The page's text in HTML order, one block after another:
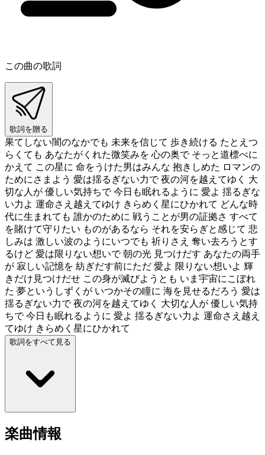
この曲の歌詞
歌詞を贈る
果てしない闇のなかでも 未来を信じて 歩き続ける たとえつ
らくても あなたがくれた微笑みを 心の奥で そっと道標べに
かえて この星に 命をうけた男はみんな 抱きしめた ロマンの
ためにさまよう 愛は揺るぎない力で 夜の河を越えてゆく 大
切な人が 優しい気持ちで 今日も眠れるように 愛よ 揺るぎな
い力よ 運命さえ越えてゆけ きらめく星にひかれて どんな時
代に生まれても 誰かのために 戦うことが男の証拠さ すべて
を賭けて守りたい ものがあるなら それを安らぎと感じて 悲
しみは 激しい波のようにいつでも 祈りさえ 奪い去ろうとす
るけど 愛は限りない想いで 朝の光 見つけだす あなたの両手
が 寂しい記憶を 紡ぎだす前にただ 愛よ 限りない想いよ 輝
きだけ見つけだせ この身が滅びようとも いま宇宙にこぼれ
た 夢というしずくが いつかその瞳に 海を見せるだろう 愛は
揺るぎない力で 夜の河を越えてゆく 大切な人が 優しい気持
ちで 今日も眠れるように 愛よ 揺るぎない力よ 運命さえ越え
てゆけ きらめく星にひかれて
歌詞をすべて見る
楽曲情報